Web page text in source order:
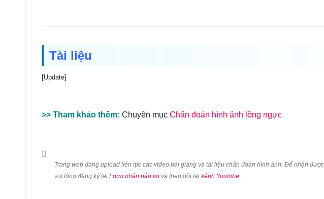
Tài liệu
[Update]
>> Tham khảo thêm: Chuyên mục Chẩn đoán hình ảnh lồng ngực
Trang web đang upload liên tục các video bài giảng và tài liệu chẩn đoán hình ảnh. Để nhận
vui lòng đăng ký tại Form nhận bản tin và theo dõi tại kênh Youtube